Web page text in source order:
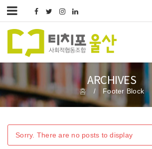
ARCHIVES
홈 / Footer Block
Sorry. There are no posts to display